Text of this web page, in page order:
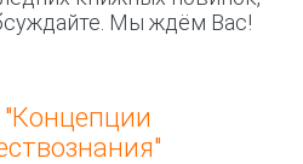
Мы ждём Вас!